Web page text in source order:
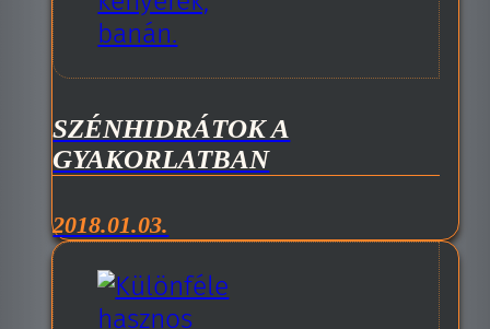
SZÉNHIDRÁTOK A
GYAKORLATBAN
2018.01.03.